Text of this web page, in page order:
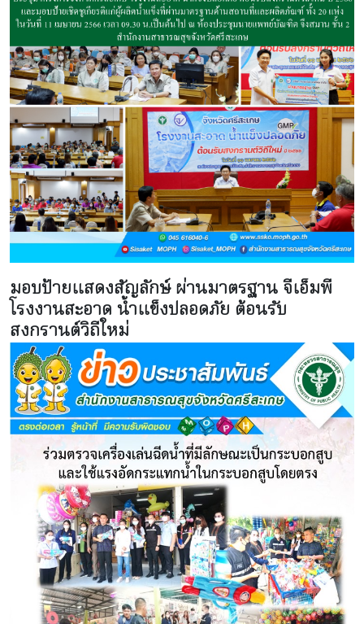
มอบป้ายแสดงสัญลักษ์ ผ่านมาตรฐาน จีเอ็มพี
โรงงานสะอาด น้ำแข็งปลอดภัย ต้อนรับ
สงกรานต์วิถีใหม่